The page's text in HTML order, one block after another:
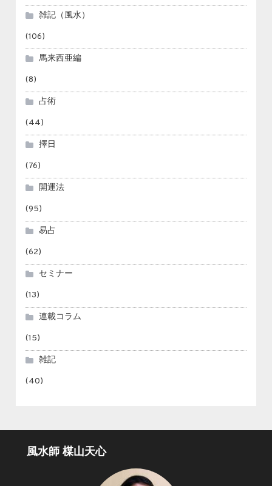
雑記（風水）
(106)
馬来西亜編
(8)
占術
(44)
擇日
(76)
開運法
(95)
易占
(62)
セミナー
(13)
連載コラム
(15)
雑記
(40)
風水師 楳山天心